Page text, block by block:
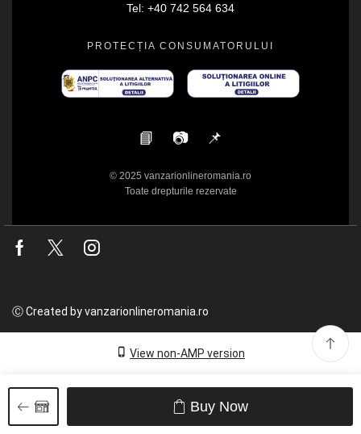
Tel: +40 742 564 634
PROTECȚIA CONSUMATORULUI
📘 📷 📌
© 2025 vanzarionlineromania.ro
Toate drepturile rezervate
Facebook
Twitter
Ⓒ Created by vanzarionlineromania.ro
View non-AMP version
Buy Now